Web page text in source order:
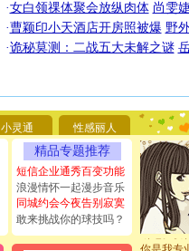
·女白领祼体聚会放纵肉体 尚雯
·曹颖印小天酒店开房照被爆 野
·诡秘莫测：二战五大未解之谜
小灵通 性感丽人
精品专题推荐
短信企业通秀百变功能
浪漫情怀一起漫步音乐
同城约会今夜告别寂寞
敢来挑战你的球技吗？
要平安！
[圣诞节]
能正大光
天都要快
[圣诞节]
如意,快
[元旦]看
断电。爱
你是我专